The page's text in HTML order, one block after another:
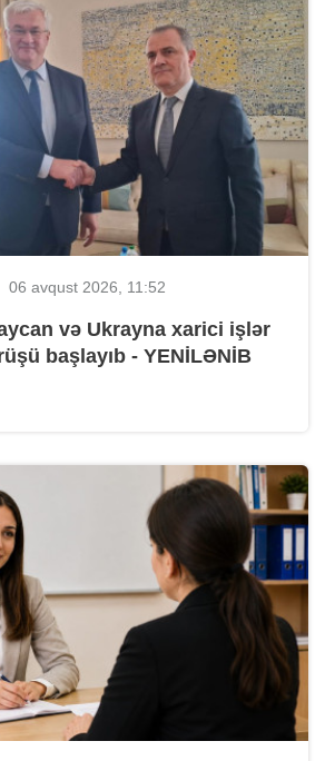
06 avqust 2026, 11:52
və Ukrayna xarici işlər
başlayıb - YENİLƏNİB